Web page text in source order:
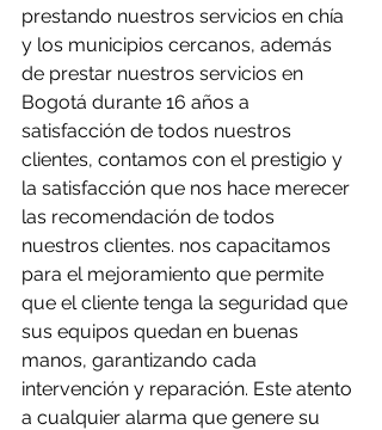
prestando nuestros servicios en chía
y los municipios cercanos, además
de prestar nuestros servicios en
Bogotá durante 16 años a
satisfacción de todos nuestros
clientes, contamos con el prestigio y
la satisfacción que nos hace merecer
las recomendación de todos
nuestros clientes. nos capacitamos
para el mejoramiento que permite
que el cliente tenga la seguridad que
sus equipos quedan en buenas
manos, garantizando cada
intervención y reparación. Este atento
a cualquier alarma que genere su